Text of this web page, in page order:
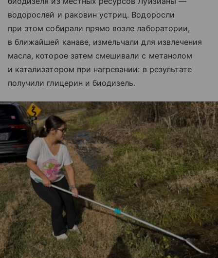
водорослей и раковин устриц. Водоросли
при этом собирали прямо возле лаборатории,
в ближайшей канаве, измельчали для извлечения
масла, которое затем смешивали с метанолом
и катализатором при нагревании: в результате
получили глицерин и биодизель.